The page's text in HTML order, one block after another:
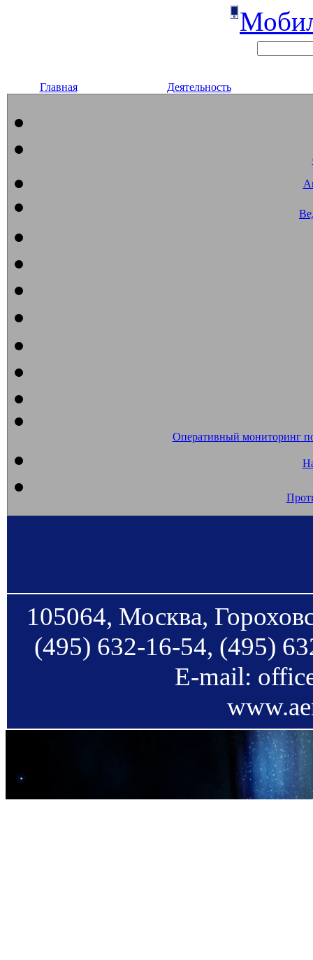
Главная Деятельность
Оперативный мониторинг
105064, Москва,
(495) 632-16-54, (495)
E-mail: